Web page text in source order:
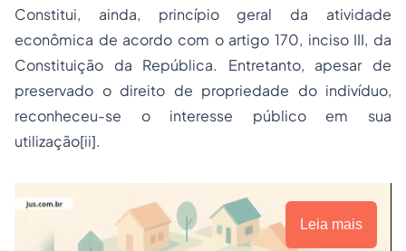
Constitui, ainda, princípio geral da atividade
econômica de acordo com o artigo 170, inciso III, da
Constituição da República. Entretanto, apesar de
preservado o direito de propriedade do indivíduo,
reconheceu-se o interesse público em sua
utilização[ii].
Leia mais